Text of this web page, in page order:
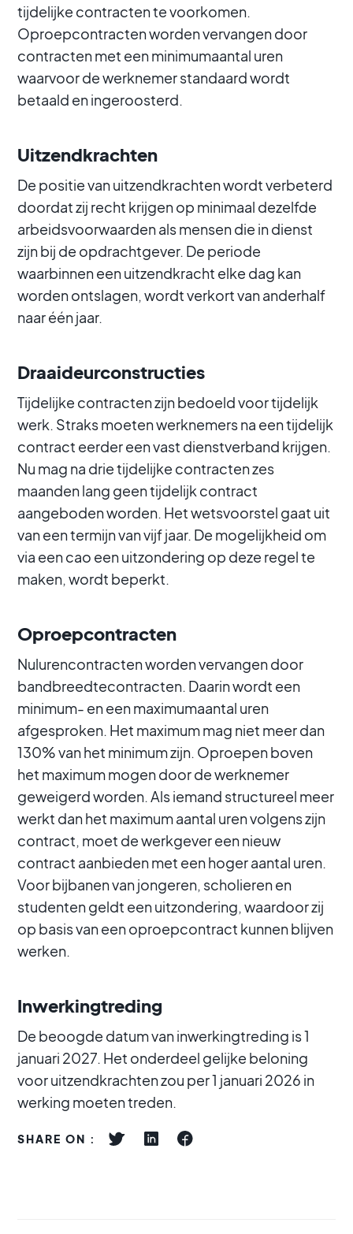
tijdelijke contracten te voorkomen.
Oproepcontracten worden vervangen door
contracten met een minimumaantal uren
waarvoor de werknemer standaard wordt
betaald en ingeroosterd.
Uitzendkrachten
De positie van uitzendkrachten wordt verbeterd
doordat zij recht krijgen op minimaal dezelfde
arbeidsvoorwaarden als mensen die in dienst
zijn bij de opdrachtgever. De periode
waarbinnen een uitzendkracht elke dag kan
worden ontslagen, wordt verkort van anderhalf
naar één jaar.
Draaideurconstructies
Tijdelijke contracten zijn bedoeld voor tijdelijk
werk. Straks moeten werknemers na een tijdelijk
contract eerder een vast dienstverband krijgen.
Nu mag na drie tijdelijke contracten zes
maanden lang geen tijdelijk contract
aangeboden worden. Het wetsvoorstel gaat uit
van een termijn van vijf jaar. De mogelijkheid om
via een cao een uitzondering op deze regel te
maken, wordt beperkt.
Oproepcontracten
Nulurencontracten worden vervangen door
bandbreedtecontracten. Daarin wordt een
minimum- en een maximumaantal uren
afgesproken. Het maximum mag niet meer dan
130% van het minimum zijn. Oproepen boven
het maximum mogen door de werknemer
geweigerd worden. Als iemand structureel meer
werkt dan het maximum aantal uren volgens zijn
contract, moet de werkgever een nieuw
contract aanbieden met een hoger aantal uren.
Voor bijbanen van jongeren, scholieren en
studenten geldt een uitzondering, waardoor zij
op basis van een oproepcontract kunnen blijven
werken.
Inwerkingtreding
De beoogde datum van inwerkingtreding is 1
januari 2027. Het onderdeel gelijke beloning
voor uitzendkrachten zou per 1 januari 2026 in
werking moeten treden.
SHARE ON :